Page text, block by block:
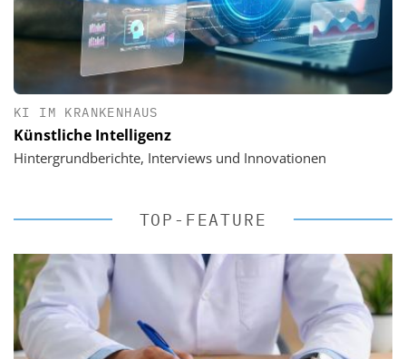
KI IM KRANKENHAUS
Künstliche Intelligenz
Hintergrundberichte, Interviews und Innovationen
TOP-FEATURE